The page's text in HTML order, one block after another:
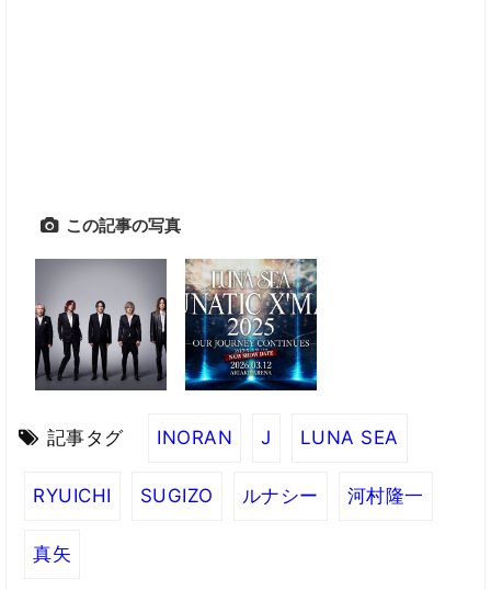
この記事の写真
記事タグ INORAN J LUNA SEA
RYUICHI SUGIZO ルナシー 河村隆一
真矢